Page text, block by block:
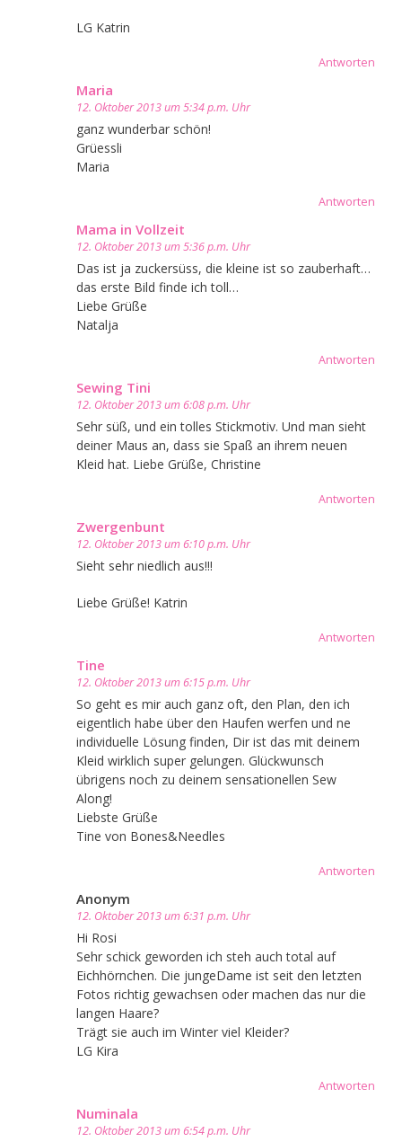
LG Katrin
Antworten
Maria
12. Oktober 2013 um 5:34 p.m. Uhr
ganz wunderbar schön!
Grüessli
Maria
Antworten
Mama in Vollzeit
12. Oktober 2013 um 5:36 p.m. Uhr
Das ist ja zuckersüss, die kleine ist so zauberhaft…
das erste Bild finde ich toll…
Liebe Grüße
Natalja
Antworten
Sewing Tini
12. Oktober 2013 um 6:08 p.m. Uhr
Sehr süß, und ein tolles Stickmotiv. Und man sieht
deiner Maus an, dass sie Spaß an ihrem neuen
Kleid hat. Liebe Grüße, Christine
Antworten
Zwergenbunt
12. Oktober 2013 um 6:10 p.m. Uhr
Sieht sehr niedlich aus!!!
Liebe Grüße! Katrin
Antworten
Tine
12. Oktober 2013 um 6:15 p.m. Uhr
So geht es mir auch ganz oft, den Plan, den ich
eigentlich habe über den Haufen werfen und ne
individuelle Lösung finden, Dir ist das mit deinem
Kleid wirklich super gelungen. Glückwunsch
übrigens noch zu deinem sensationellen Sew
Along!
Liebste Grüße
Tine von Bones&Needles
Antworten
Anonym
12. Oktober 2013 um 6:31 p.m. Uhr
Hi Rosi
Sehr schick geworden ich steh auch total auf
Eichhörnchen. Die jungeDame ist seit den letzten
Fotos richtig gewachsen oder machen das nur die
langen Haare?
Trägt sie auch im Winter viel Kleider?
LG Kira
Antworten
Numinala
12. Oktober 2013 um 6:54 p.m. Uhr